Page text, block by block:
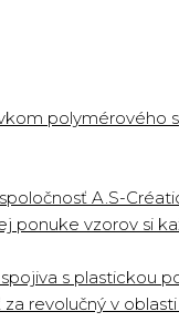
polymérového
A.S-
ponuke vzorov si
s plastickou
revolučný v